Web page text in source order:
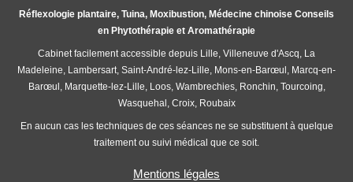
Réflexologie plantaire, Tuina, Moxibustion, Médecine chinoise Conseils
en Phytothérapie et Aromathérapie
Cabinet facilement accessible depuis Lille, Villeneuve d'Ascq, La
Madeleine, Lambersart, Saint-André-lez-Lille, Mons-en-Barœul, Marcq-en-
Barœul, Marquette-lez-Lille, Loos, Wambrechies, Ronchin, Tourcoing,
Wasquehal, Croix, Roubaix
En aucun cas les techniques de ces séances ne se substituent à quelque
traitement ou suivi médical que ce soit.
Mentions légales